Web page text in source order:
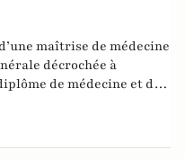
maîtrise de médecine
décrochée à
de médecine et de
de l’Association
membre du